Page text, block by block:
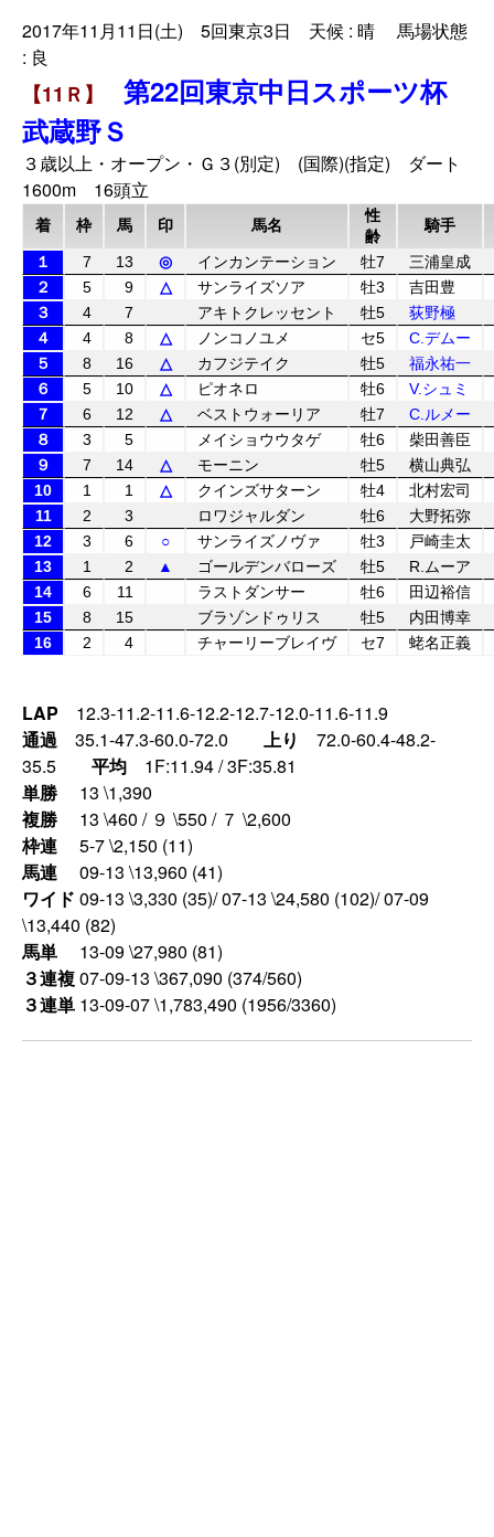
2017年11月11日(土) 5回東京3日 天候 : 晴 馬場状態
: 良
【11Ｒ】 第22回東京中日スポーツ杯
武蔵野Ｓ
３歳以上・オープン・Ｇ３(別定) (国際)(指定) ダート
1600m 16頭立
着 枠 馬 印 馬名
性
齢
騎手
１ 7 13 ◎ インカンテーション 牡7
三浦皇成
２
5 9 △ サンライズソア 牡3
吉田豊
３
4 7 アキトクレッセント 牡5
荻野極
４
4 8 △ ノンコノユメ セ5
C.デムー
５
8 16 △ カフジテイク 牡5
福永祐一
６
5 10 △ ピオネロ 牡6
V.シュミ
７
6 12 △ ベストウォーリア 牡7
C.ルメー
８
3 5 メイショウウタゲ 牡6
柴田善臣
９
7 14 △ モーニン 牡5
横山典弘
10
1 1 △ クインズサターン 牡4
北村宏司
11
2 3 ロワジャルダン 牡6
大野拓弥
12
3 6 ○ サンライズノヴァ 牡3
戸崎圭太
13
1 2 ▲ ゴールデンバローズ 牡5
R.ムーア
14
6 11 ラストダンサー 牡6
田辺裕信
15
8 15 ブラゾンドゥリス 牡5
内田博幸
16
2 4 チャーリーブレイヴ セ7 蛯名正義
LAP 12.3-11.2-11.6-12.2-12.7-12.0-11.6-11.9
通過 35.1-47.3-60.0-72.0 上り 72.0-60.4-48.2-
35.5 平均 1F:11.94 / 3F:35.81
単勝
13 \1,390
複勝
13 \460 / ９ \550 / ７ \2,600
枠連
5-7 \2,150 (11)
馬連
09-13 \13,960 (41)
ワイド 09-13 \3,330 (35)/ 07-13 \24,580 (102)/ 07-09
\13,440 (82)
馬単
13-09 \27,980 (81)
３連複07-09-13 \367,090 (374/560)
３連単 13-09-07 \1,783,490 (1956/3360)